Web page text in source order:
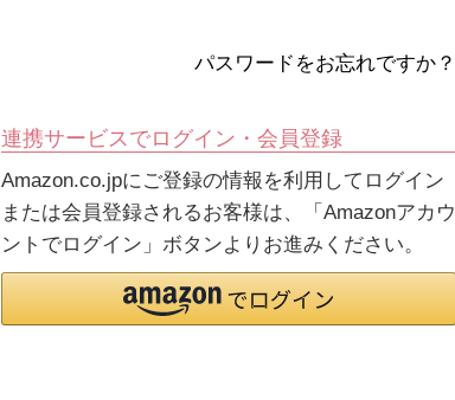
パスワードをお忘れですか？
連携サービスでログイン・会員登録
Amazon.co.jpにご登録の情報を利用してログイン
または会員登録されるお客様は、「Amazonアカウ
ントでログイン」ボタンよりお進みください。